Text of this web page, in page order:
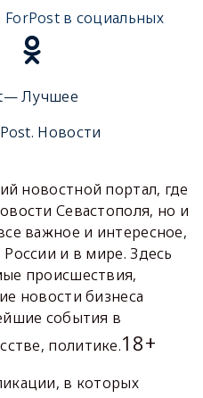
в социальных
Лучшее
Новости
новостной портал, где
Севастополя, но и
важное и интересное,
и в мире. Здесь
происшествия,
новости бизнеса
события в
политике.18+
в которых